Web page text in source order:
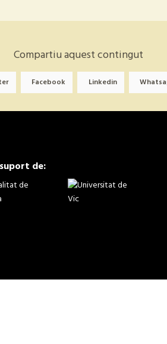
Compartiu aquest contingut
Facebook Linkedin
de: